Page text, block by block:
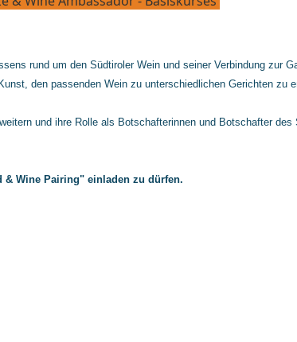
rund um den Südtiroler Wein und seiner Verbindung zur
den passenden Wein zu unterschiedlichen Gerichten zu
und ihre Rolle als Botschafterinnen und Botschafter
& Wine Pairing" einladen zu dürfen.